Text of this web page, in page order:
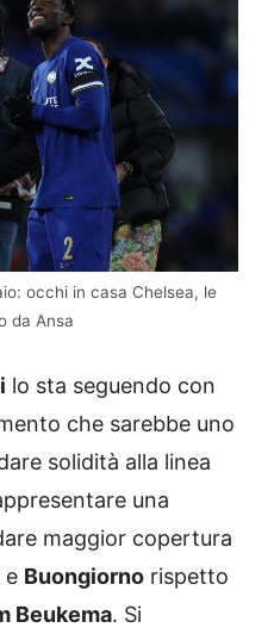
occhi in casa Chelsea, le
da Ansa
lo sta seguendo con
che sarebbe uno
solidità alla linea
una
maggior copertura
e Buongiorno rispetto
Beukema. Si